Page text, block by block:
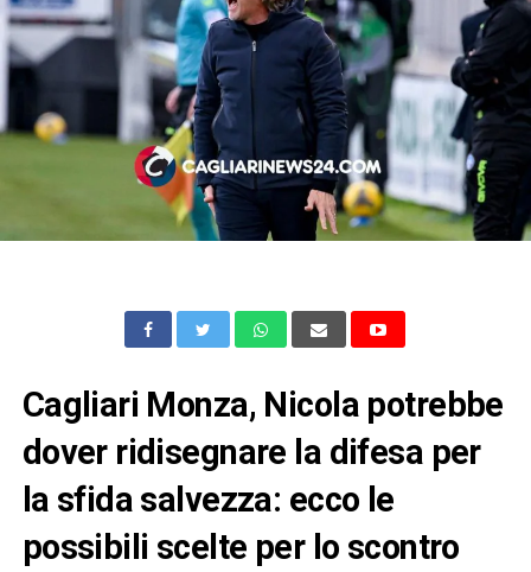
Cagliari Monza, Nicola potrebbe
dover ridisegnare la difesa per
la sfida salvezza: ecco le
possibili scelte per lo scontro